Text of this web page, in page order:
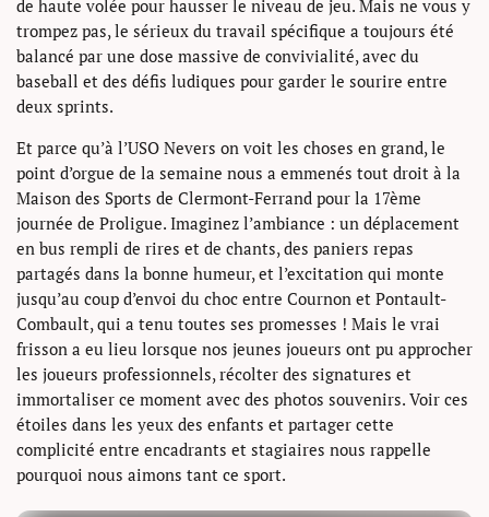
de haute volée pour hausser le niveau de jeu. Mais ne vous y
trompez pas, le sérieux du travail spécifique a toujours été
balancé par une dose massive de convivialité, avec du
baseball et des défis ludiques pour garder le sourire entre
deux sprints.
Et parce qu’à l’USO Nevers on voit les choses en grand, le
point d’orgue de la semaine nous a emmenés tout droit à la
Maison des Sports de Clermont-Ferrand pour la 17ème
journée de Proligue. Imaginez l’ambiance : un déplacement
en bus rempli de rires et de chants, des paniers repas
partagés dans la bonne humeur, et l’excitation qui monte
jusqu’au coup d’envoi du choc entre Cournon et Pontault-
Combault, qui a tenu toutes ses promesses ! Mais le vrai
frisson a eu lieu lorsque nos jeunes joueurs ont pu approcher
les joueurs professionnels, récolter des signatures et
immortaliser ce moment avec des photos souvenirs. Voir ces
étoiles dans les yeux des enfants et partager cette
complicité entre encadrants et stagiaires nous rappelle
pourquoi nous aimons tant ce sport.